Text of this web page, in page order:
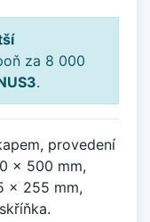
za 8 000
.
provedení
x 500 mm,
x 255 mm,